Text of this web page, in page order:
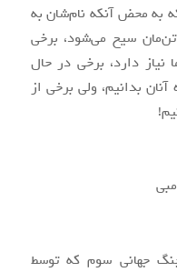
به محض آنکه نام‌شان به
سیخ می‌شود، برخی
دارد، برخی در حال
بدانیم، ولی برخی از
جهانی سوم که توسط